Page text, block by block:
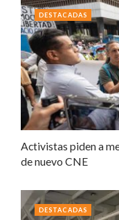
Activistas piden a
de nuevo CNE
DESTACADAS
DESTACADAS